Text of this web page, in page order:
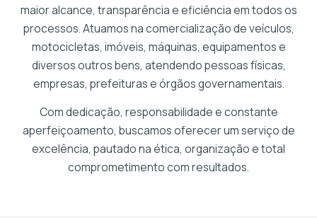
maior alcance, transparência e eficiência em todos os
processos. Atuamos na comercialização de veículos,
motocicletas, imóveis, máquinas, equipamentos e
diversos outros bens, atendendo pessoas físicas,
empresas, prefeituras e órgãos governamentais.
Com dedicação, responsabilidade e constante
aperfeiçoamento, buscamos oferecer um serviço de
excelência, pautado na ética, organização e total
comprometimento com resultados.